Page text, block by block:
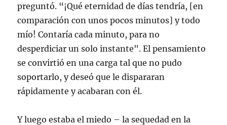
preguntó. “¡Qué eternidad de días tendría, [en
comparación con unos pocos minutos] y todo
mío! Contaría cada minuto, para no
desperdiciar un solo instante". El pensamiento
se convirtió en una carga tal que no pudo
soportarlo, y deseó que le dispararan
rápidamente y acabaran con él.
Y luego estaba el miedo – la sequedad en la